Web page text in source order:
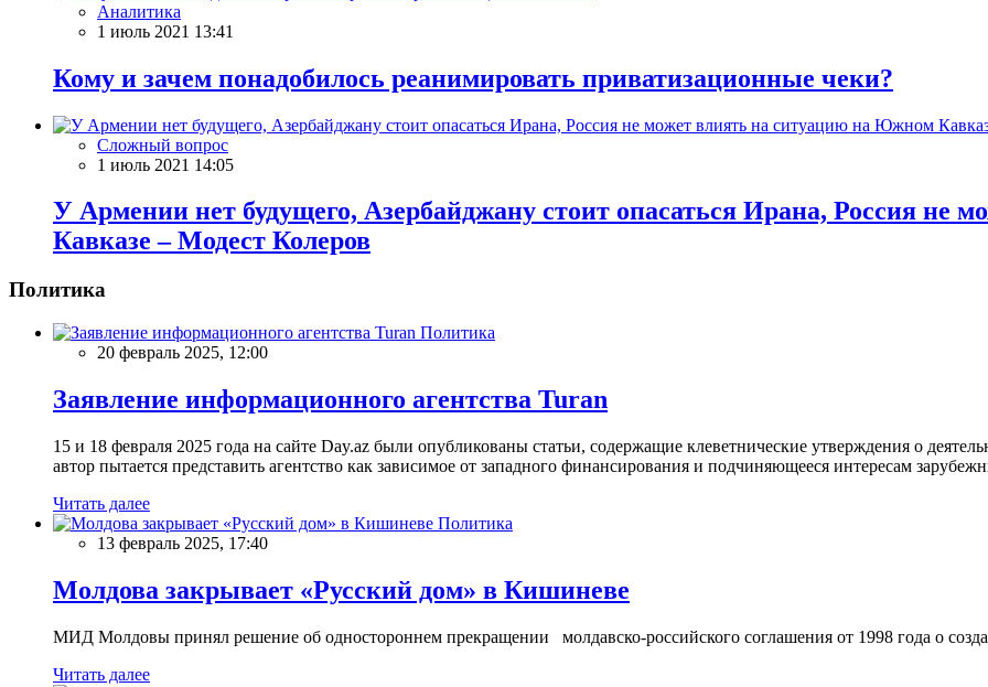
Аналитика
1 июль 2021 13:41
Кому и зачем понадобилось реанимировать приватизационные чеки?
Сложный вопрос
1 июль 2021 14:05
У Армении нет будущего, Азербайджану стоит опасаться Ирана, Россия не
Кавказе – Модест Колеров
Политика
Политика
20 февраль 2025, 12:00
Заявление информационного агентства Turan
15 и 18 февраля 2025 года на сайте Day.az были опубликованы статьи, содержащие клеветнические утверждения о
автор пытается представить агентство как зависимое от западного финансирования и подчиняющееся интересам
Читать далее
Политика
13 февраль 2025, 17:40
Молдова закрывает «Русский дом» в Кишиневе
МИД Молдовы принял решение об одностороннем прекращении молдавско-российского соглашения от 1998 года о
Читать далее